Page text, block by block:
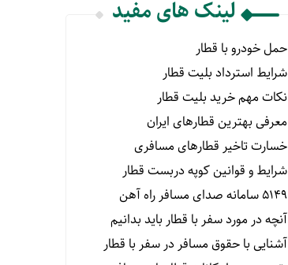
لینک های مفید
حمل خودرو با قطار
شرایط استرداد بلیت قطار
نکات مهم خرید بلیت قطار
معرفی بهترین قطارهای ایران
خسارت تاخیر قطارهای مسافری
شرایط و قوانین کوپه دربست قطار
۵۱۴۹ سامانه صدای مسافر راه آهن
آنچه در مورد سفر با قطار باید بدانیم
آشنایی با حقوق مسافر در سفر با قطار